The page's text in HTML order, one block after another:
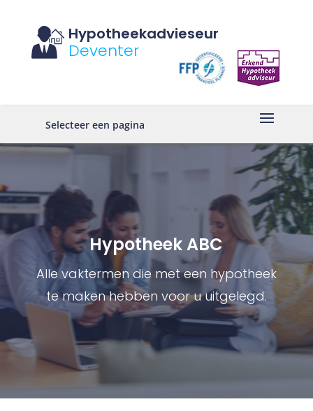
Hypotheekadvieseur
Deventer
Selecteer een pagina
Hypotheek ABC
Alle vaktermen die met een hypotheek
te maken hebben voor u uitgelegd.